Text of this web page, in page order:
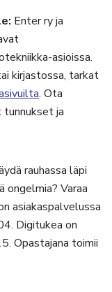
Enter ry ja
asioissa.
kirjastossa, tarkat
. Ota
ja
rauhassa läpi
Varaa
asiakaspalvelussa
Digitukea on
Opastajana toimii